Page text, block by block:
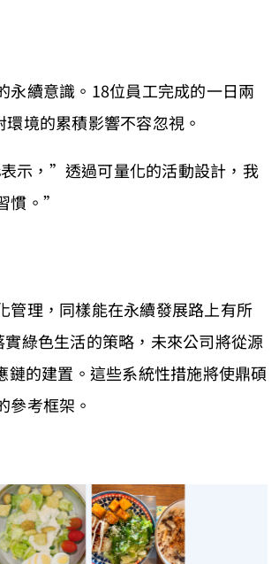
永續意識。18位員工完成的一日兩
境的累積影響不容忽視。
示，”透過可量化的活動設計，我
慣。”
管理，同樣能在永續發展路上有所
綠色生活的策略，未來公司將從源
的建置。這些系統性措施將使鼎碩
參考框架。